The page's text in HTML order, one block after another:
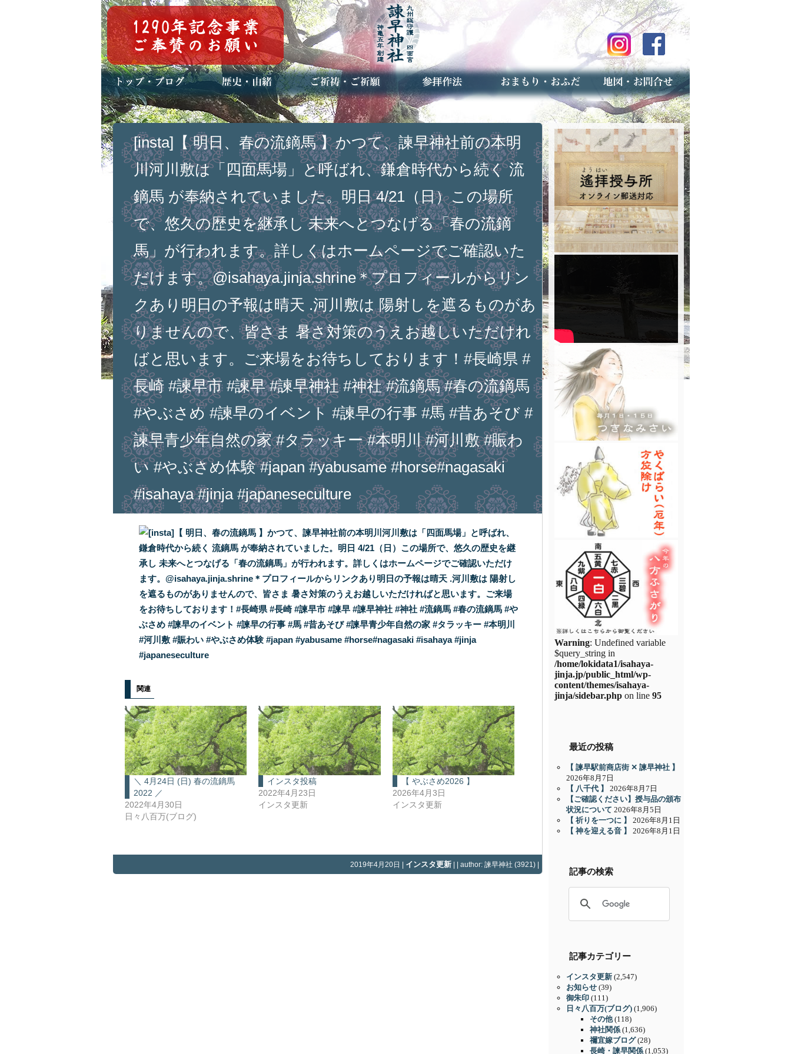
トップページ
ブログ(日々八百万)
お知らせ一覧 歴史・ご祭神
年中行事
メディア掲載 ご祈祷・ご祈願とは
安産祈願
初宮参り
七五三詣
長寿のお祝い
神前結婚式
厄祓い・方位除け
車のお祓い
地鎮祭
神葬祭（神式の葬儀） 神社とは
お参りの作法 授与品のご案内
お焚き上げ（古いお守りのお取り扱い）
アクセスマップ
予約者専用フォーム（事前受付）
[insta]【 明日、春の流鏑馬 】かつて、諫早神社前の本明
川河川敷は「四面馬場」と呼ばれ、鎌倉時代から続く 流
鏑馬 が奉納されていました。明日 4/21（日）この場所
で、悠久の歴史を継承し 未来へとつなげる「春の流鏑
馬」が行われます。詳しくはホームページでご確認いた
だけます。@isahaya.jinja.shrine＊プロフィールからリン
クあり明日の予報は晴天 ️.河川敷は 陽射しを遮るものがあ
りませんので、皆さま 暑さ対策のうえお越しいただけれ
ばと思います。ご来場をお待ちしております！#長崎県 #
長崎 #諫早市 #諫早 #諫早神社 #神社 #流鏑馬 #春の流鏑馬
#やぶさめ #諫早のイベント #諫早の行事 #馬 #昔あそび #
諫早青少年自然の家 #タラッキー #本明川 #河川敷 #賑わ
い #やぶさめ体験 #japan #yabusame #horse#nagasaki
#isahaya #jinja #japaneseculture
関連
＼ 4月24日 (日) 春の流鏑馬
2022 ／
2022年4月30日
日々八百万(ブログ)
インスタ投稿
2022年4月23日
インスタ更新
【 やぶさめ2026 】
2026年4月3日
インスタ更新
2019年4月20日 | インスタ更新 | | author: 諫早神社 (3921) |
Warning: Undefined variable
$query_string in
/home/lokidata1/isahaya-
jinja.jp/public_html/wp-
content/themes/isahaya-
jinja/sidebar.php on line 95
最近の投稿
【 諫早駅前商店街 ✕ 諫早神社 】
2026年8月7日
【 八千代 】
2026年8月7日
【ご確認ください】授与品の頒布
状況について 2026年8月5日
【 祈りを一つに 】
2026年8月1日
【 神を迎える音 】
2026年8月1日
記事の検索
記事カテゴリー
インスタ更新 (2,547)
お知らせ (39)
御朱印 (111)
日々八百万(ブログ) (1,906)
その他(118)
神社関係 (1,636)
禰宜嫁ブログ(28)
長崎・諫早関係 (1,053)